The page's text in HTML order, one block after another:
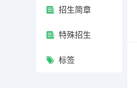
招生简章
特殊招生
标签